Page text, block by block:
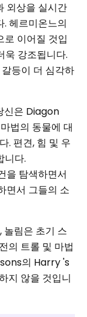
외상을 실시간
헤르미온느의
로 이어질 것입
욱 강조됩니다.
등이 더 심각하
신은 Diagon
법의 동물에 대
. 편견, 힘 및 우
니다.
을 탐색하면서
면서 그들의 소
놀림은 초기 스
의 트롤 및 마법
의 Harry 's
지 않을 것입니